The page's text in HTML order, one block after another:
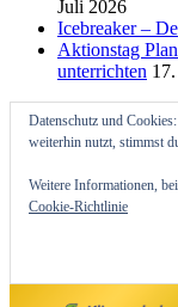
Juli 2026
Icebreaker –
Aktionstag
unterrichten
Datenschutz und
weiterhin nutzt, stimmst
Weitere Informationen,
Cookie-Richtlinie